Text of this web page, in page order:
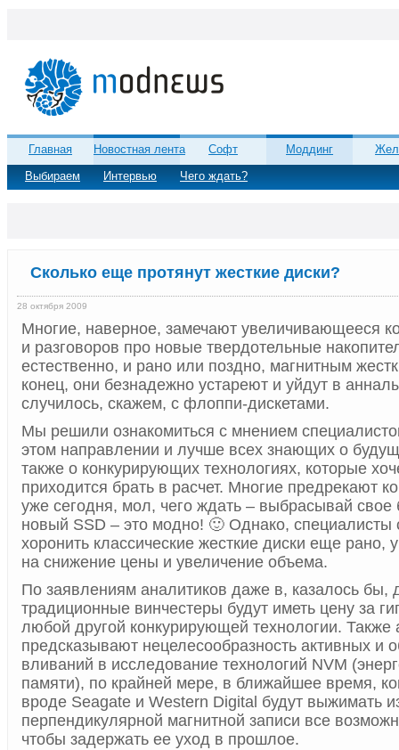
Главная Новостная лента Софт Моддинг
Выбираем
Интервью Чего ждать?
Сколько еще протянут жесткие диски?
28 октября 2009
Многие, наверное, замечают увеличивающееся
и разговоров про новые твердотельные
естественно, и рано или поздно, магнитным
конец, они безнадежно устареют и уйдут в
случилось, скажем, с флоппи-дискетами.
Мы решили ознакомиться с мнением
этом направлении и лучше всех знающих о
также о конкурирующих технологиях, которые
приходится брать в расчет. Многие предрекают
уже сегодня, мол, чего ждать – выбрасывай свое
новый SSD – это модно! 🙂 Однако, специалисты
хоронить классические жесткие диски еще рано,
на снижение цены и увеличение объема.
По заявлениям аналитиков даже в, казалось бы,
традиционные винчестеры будут иметь цену за
любой другой конкурирующей технологии. Также
предсказывают нецелесообразность активных и
вливаний в исследование технологий NVM
памяти), по крайней мере, в ближайшее время,
вроде Seagate и Western Digital будут выжимать
перпендикулярной магнитной записи все
чтобы задержать ее уход в прошлое.